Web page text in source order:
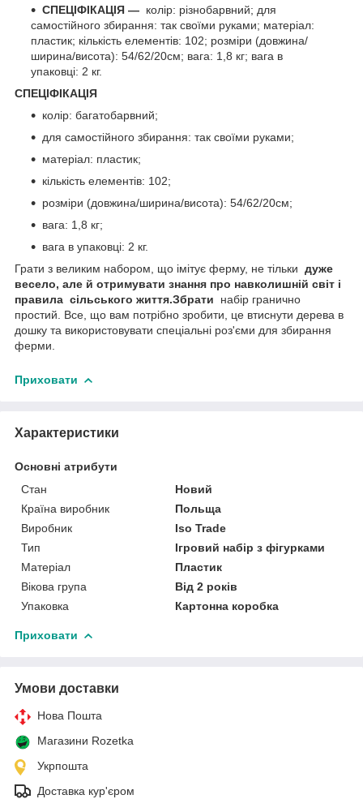
СПЕЦІФІКАЦІЯ — колір: різнобарвний; для
самостійного збирання: так своїми руками; матеріал:
пластик; кількість елементів: 102; розміри (довжина/
ширина/висота): 54/62/20см; вага: 1,8 кг; вага в
упаковці: 2 кг.
СПЕЦІФІКАЦІЯ
колір: багатобарвний;
для самостійного збирання: так своїми руками;
матеріал: пластик;
кількість елементів: 102;
розміри (довжина/ширина/висота): 54/62/20см;
вага: 1,8 кг;
вага в упаковці: 2 кг.
Грати з великим набором, що імітує ферму, не тільки дуже
весело, але й отримувати знання про навколишній світ і
правила сільського життя.Збрати
набір гранично
простий. Все, що вам потрібно зробити, це втиснути дерева в
дошку та використовувати спеціальні роз'єми для збирання
ферми.
Приховати
Характеристики
Основні атрибути
Стан
Новий
Країна виробник
Польща
Виробник
Iso Trade
Тип
Ігровий набір з фігурками
Матеріал
Пластик
Вікова група
Від 2 років
Упаковка
Картонна коробка
Приховати
Умови доставки
Нова Пошта
Магазини Rozetka
Укрпошта
Доставка кур'єром